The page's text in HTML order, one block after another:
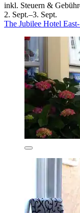
inkl. Steuern &
2. Sept.–3. Sept.
The Jubilee Hotel